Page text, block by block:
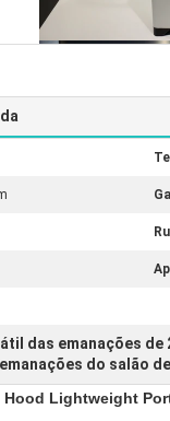
das emanações de
do salão
Lightweight